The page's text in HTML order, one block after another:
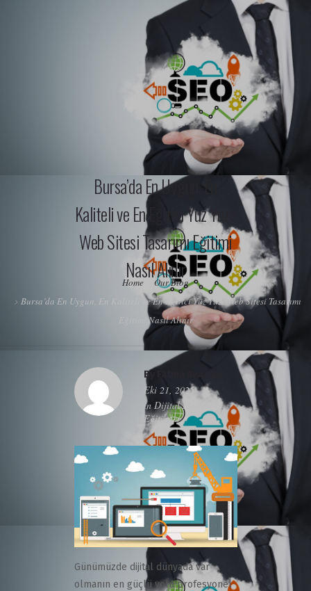
info@bursareklamakademi.com
DIJITAL PAZARLAMA HIZMETLERI
BASKI VE PROMOSYON ÜRÜNLERI
DIJITAL MESLEKI EĞITIMLER
Bursa’da En Uygun, En
Kaliteli ve En Eğitici Yüz Yüze
Web Sitesi Tasarımı Eğitimi
Nasıl Alınır
Home
Our Blog
Bursa’da En Uygun, En Kaliteli ve En Eğitici Yüz Yüze Web Sitesi Tasarımı
Eğitimi Nasıl Alınır
By
Eki 21, 2025
in Dijital Mesleki
Eğitimler
Günümüzde dijital dünyada var
olmanın en güçlü yolu profesyonel